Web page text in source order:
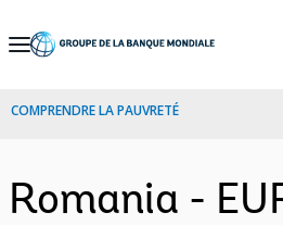
Skip
Navigation
COMPRENDRE LA PAUVRETÉ
Romania -